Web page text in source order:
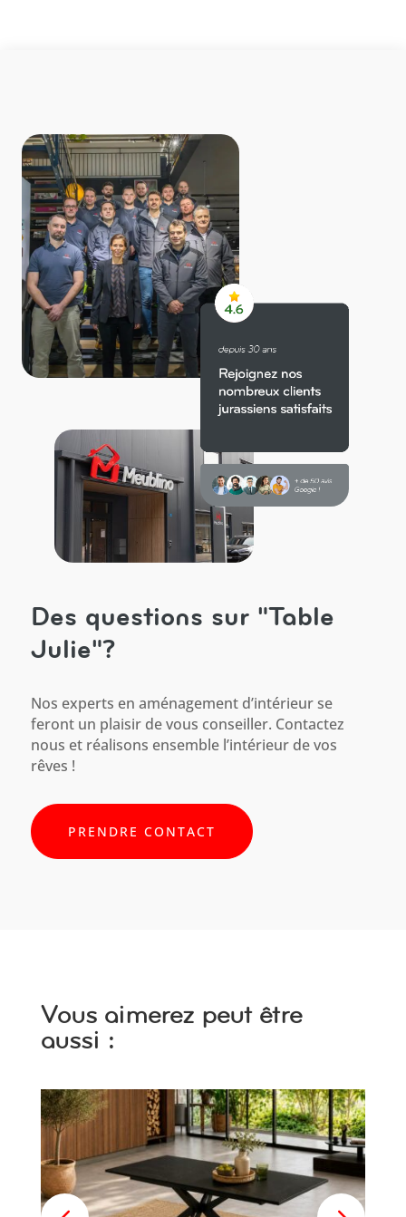
Des questions sur "Table
Julie"?
Nos experts en aménagement d’intérieur se
feront un plaisir de vous conseiller. Contactez
nous et réalisons ensemble l’intérieur de vos
rêves !
PRENDRE CONTACT
Vous aimerez peut être
aussi :